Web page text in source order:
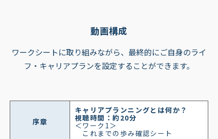
動画構成
ワークシートに取り組みながら、最終的にご自身のライ
フ・キャリアプランを設定することができます。
序章
キャリアプランニングとは何か？
視聴時間：約20分
＜ワーク1＞
これまでの歩み確認シート